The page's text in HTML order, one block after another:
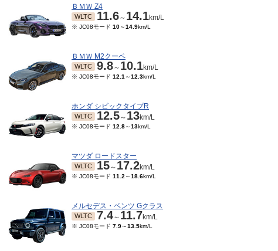
12～2023/04
・15モード 11.2
2022/05～2022/11
ＢＭＷ Z4
WLTC 11.6～ 14.1km/L
※ JC08モード 10～14.9km/L
ＢＭＷ M2クーペ
WLTC 9.8～ 10.1km/L
※ JC08モード 12.1 ～12.3km/L
ホンダ シビックタイプR
WLTC 12.5～ 13km/L
※ JC08モード 12.8～13km/L
マツダ ロードスター
WLTC 15～ 17.2km/L
※ JC08モード 11.2 ～18.6km/L
メルセデス・ベンツ Gクラス
WLTC 7.4～ 11.7km/L
※ JC08モード 7.9～13.5km/L